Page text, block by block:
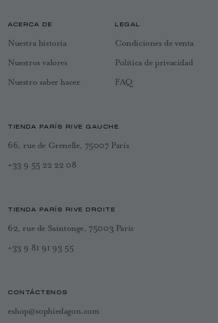
ACERCA DE
Nuestra historia
Nuestros valores
Nuestro saber hacer
LEGAL
Condiciones de venta
Política de privacidad
FAQ
TIENDA PARÍS RIVE GAUCHE
66, rue de Grenelle, 75007 París
+33 9 55 22 22 08
TIENDA PARÍS RIVE DROITE
62, rue de Saintonge, 75003 París
+33 9 81 91 93 55
CONTÁCTENOS
eshop@sophiedagon.com